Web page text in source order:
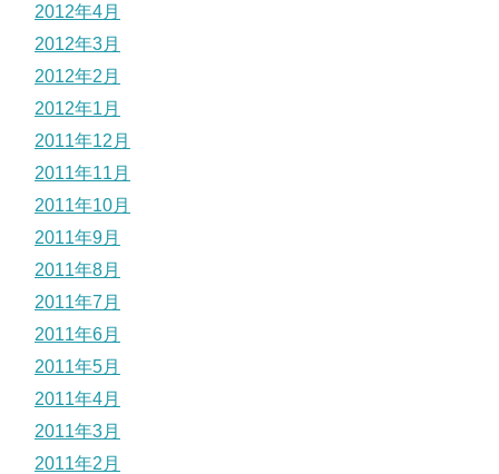
2012年4月
2012年3月
2012年2月
2012年1月
2011年12月
2011年11月
2011年10月
2011年9月
2011年8月
2011年7月
2011年6月
2011年5月
2011年4月
2011年3月
2011年2月